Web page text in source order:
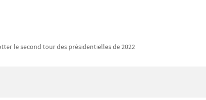
le second tour des présidentielles de 2022